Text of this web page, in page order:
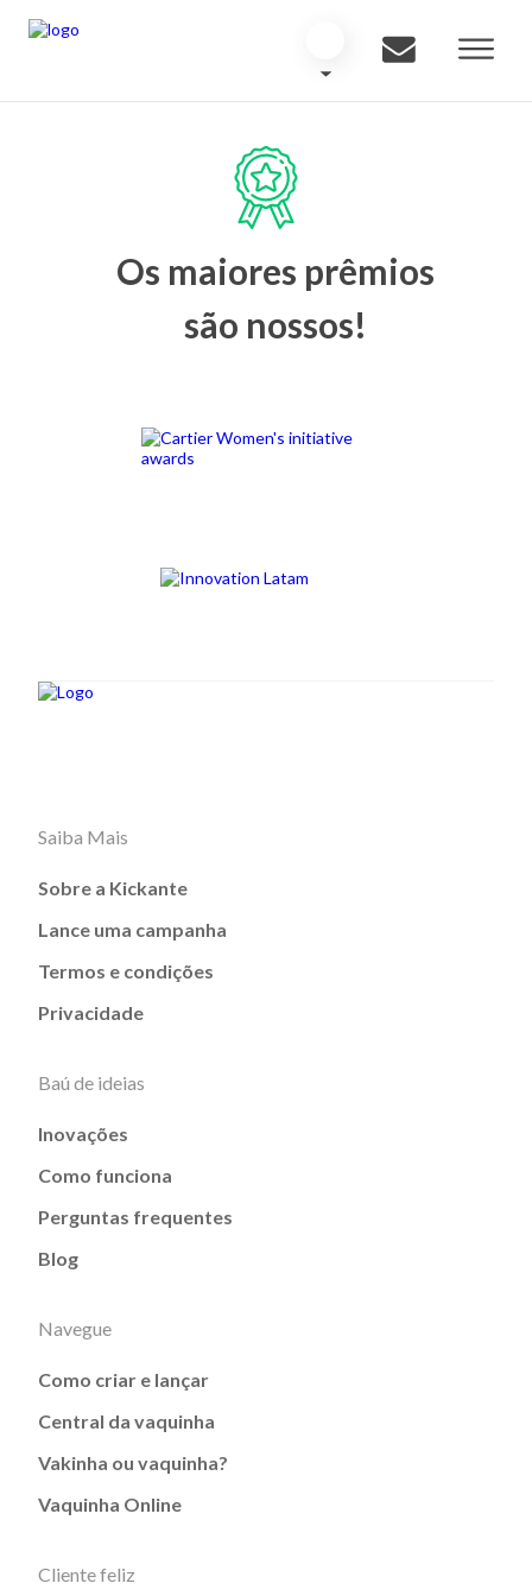
Os maiores prêmios
são nossos!
Saiba Mais
Sobre a Kickante
Lance uma campanha
Termos e condições
Privacidade
Baú de ideias
Inovações
Como funciona
Perguntas frequentes
Blog
Navegue
Como criar e lançar
Central da vaquinha
Vakinha ou vaquinha?
Vaquinha Online
Cliente feliz